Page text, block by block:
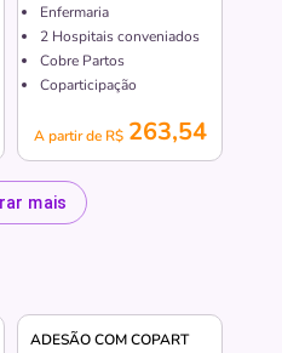
Enfermaria
2 Hospitais conveniados
Cobre Partos
Coparticipação
A partir de R$ 263,54
mais
ADESÃO COM COPART